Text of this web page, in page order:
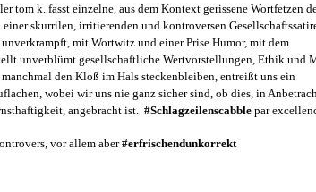
tom k. fasst einzelne, aus dem Kontext gerissene Wortfetzen
einer skurrilen, irritierenden und kontroversen
mit Wortwitz und einer Prise Humor, mit dem
unverblümt gesellschaftliche Wertvorstellungen, Ethik und
den Kloß im Hals steckenbleiben, entreißt uns ein
wobei wir uns nie ganz sicher sind, ob dies, in
angebracht ist. #Schlagzeilenscabble par
vor allem aber#erfrischendunkorrekt